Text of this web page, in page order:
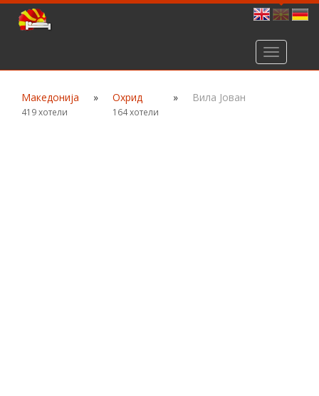
Toggle
navigation
Македонија
419 хотели
» Охрид
164 хотели
» Вила Јован